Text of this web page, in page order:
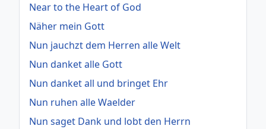
Near to the Heart of God
Näher mein Gott
Nun jauchzt dem Herren alle Welt
Nun danket alle Gott
Nun danket all und bringet Ehr
Nun ruhen alle Waelder
Nun saget Dank und lobt den Herrn